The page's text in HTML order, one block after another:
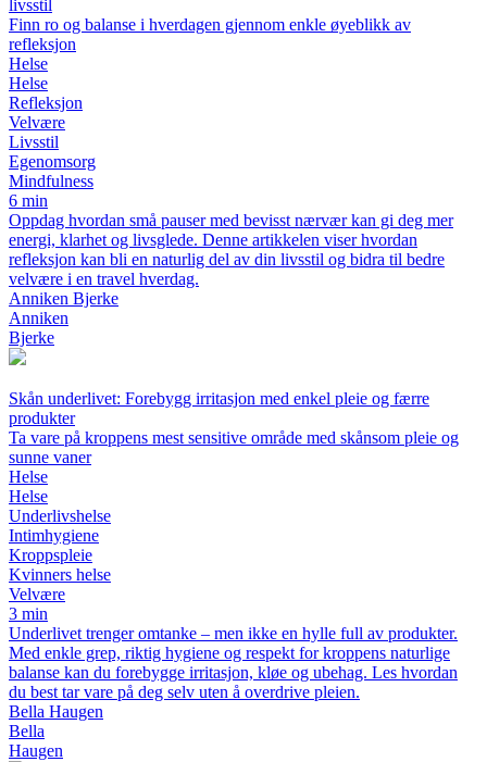
livsstil
Finn ro og balanse i hverdagen gjennom enkle øyeblikk av
refleksjon
Helse
Helse
Refleksjon
Velvære
Livsstil
Egenomsorg
Mindfulness
6 min
Oppdag hvordan små pauser med bevisst nærvær kan gi deg mer
energi, klarhet og livsglede. Denne artikkelen viser hvordan
refleksjon kan bli en naturlig del av din livsstil og bidra til bedre
velvære i en travel hverdag.
Anniken Bjerke
Anniken
Bjerke
Skån underlivet: Forebygg irritasjon med enkel pleie og færre
produkter
Ta vare på kroppens mest sensitive område med skånsom pleie og
sunne vaner
Helse
Helse
Underlivshelse
Intimhygiene
Kroppspleie
Kvinners helse
Velvære
3 min
Underlivet trenger omtanke – men ikke en hylle full av produkter.
Med enkle grep, riktig hygiene og respekt for kroppens naturlige
balanse kan du forebygge irritasjon, kløe og ubehag. Les hvordan
du best tar vare på deg selv uten å overdrive pleien.
Bella Haugen
Bella
Haugen